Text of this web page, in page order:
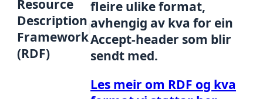
Resource
Description
Framework
(RDF)
fleire ulike format,
avhengig av kva for ein
Accept-header som blir
sendt med.
Les meir om RDF og kva